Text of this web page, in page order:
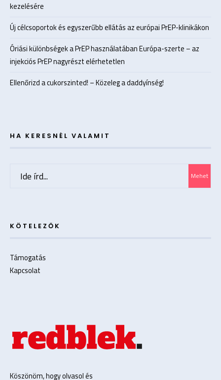
kezelésére
Új célcsoportok és egyszerűbb ellátás az európai PrEP-klinikákon
Óriási különbségek a PrEP használatában Európa-szerte – az
injekciós PrEP nagyrészt elérhetetlen
Ellenőrizd a cukorszinted! – Közeleg a daddyínség!
HA KERESNÉL VALAMIT
Mehet
KÖTELEZŐK
Támogatás
Kapcsolat
Köszönöm, hogy olvasol és